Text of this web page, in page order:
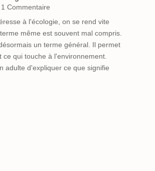
Commentaire
à l'écologie, on se rend vite
même est souvent mal compris.
un terme général. Il permet
ce qui touche à l'environnement.
adulte d'expliquer ce que signifie